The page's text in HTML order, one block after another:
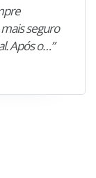
seguro
Após o…”